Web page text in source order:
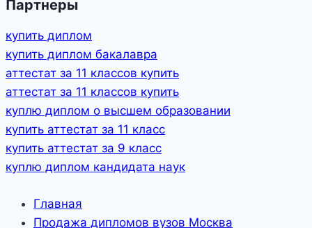
Партнеры
купить диплом
купить диплом бакалавра
аттестат за 11 классов купить
аттестат за 11 классов купить
куплю диплом о высшем образовании
купить аттестат за 11 класс
купить аттестат за 9 класс
куплю диплом кандидата наук
Главная
Продажа дипломов вузов Москва